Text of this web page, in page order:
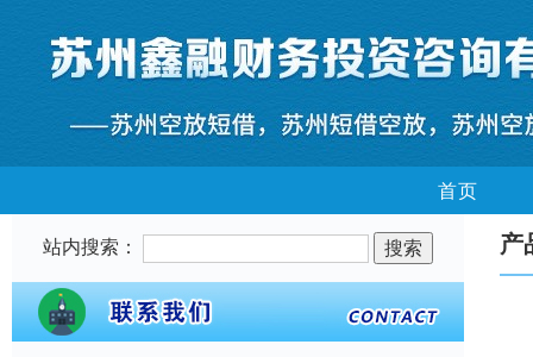
首页
站内搜索： 产